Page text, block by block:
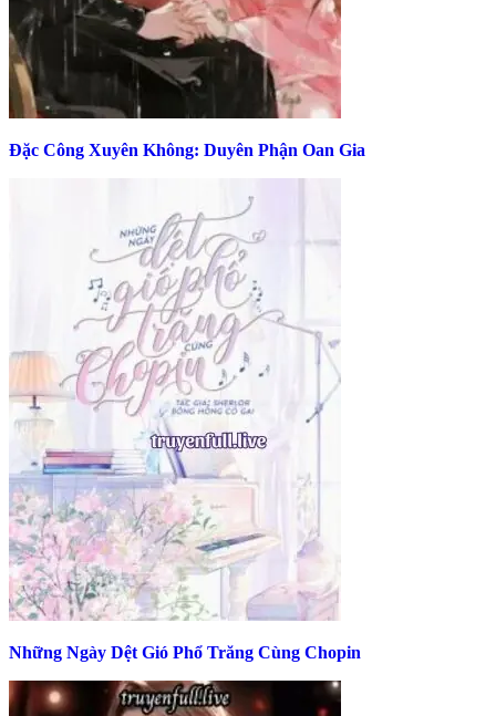
Đặc Công Xuyên Không: Duyên Phận Oan Gia
Những Ngày Dệt Gió Phổ Trăng Cùng Chopin